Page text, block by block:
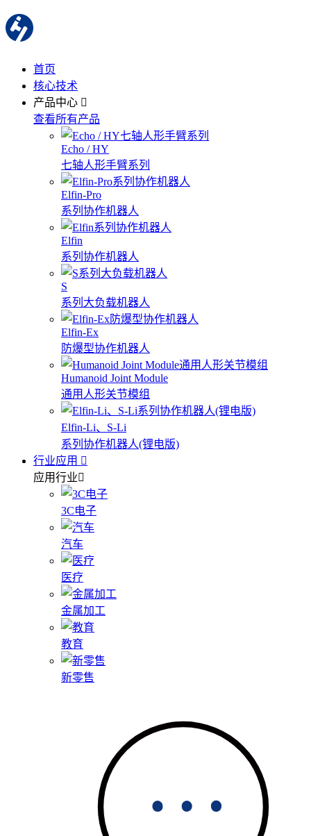
首页
核心技术
产品中心
查看所有产品
Echo / HY
七轴人形手臂系列
Elfin-Pro
系列协作机器人
Elfin
系列协作机器人
S
系列大负载机器人
Elfin-Ex
防爆型协作机器人
Humanoid Joint Module
通用人形关节模组
Elfin-Li、S-Li
系列协作机器人(锂电版)
行业应用
应用行业
3C电子
汽车
医疗
金属加工
教育
新零售